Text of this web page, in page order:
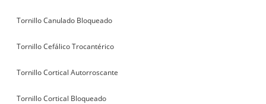
Tornillo Canulado Bloqueado
Tornillo Cefálico Trocantérico
Tornillo Cortical Autorroscante
Tornillo Cortical Bloqueado